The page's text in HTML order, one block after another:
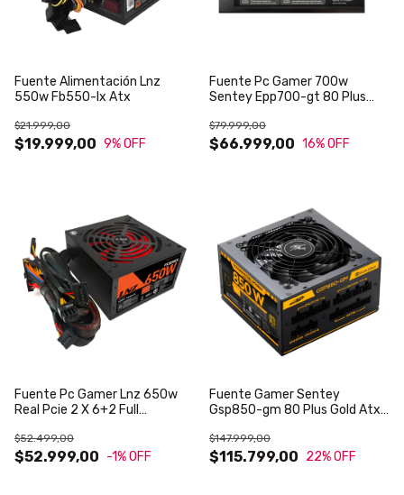
Fuente Alimentación Lnz
550w Fb550-lx Atx
$19.999,00
$21.999,00
9% OFF
Fuente Pc Gamer 700w
Sentey Epp700-gt 80 Plus
Multi Protecciones
$66.999,00
$79.999,00
16% OFF
Fuente Pc Gamer Lnz 650w
Real Pcie 2 X 6+2 Full
Media/alta Gaming
$52.999,00
$52.499,00
-1% OFF
Fuente Gamer Sentey
Gsp850-gm 80 Plus Gold Atx
$115.799,00
$147.999,00
22% OFF